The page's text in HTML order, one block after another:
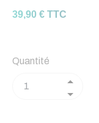
39,90 € TTC
Quantité